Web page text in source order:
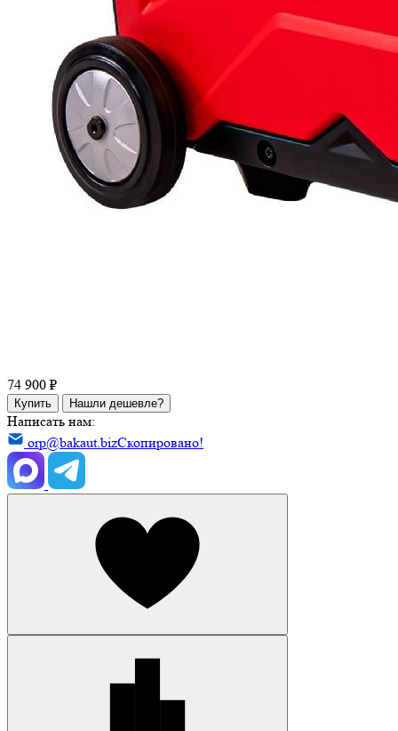
74 900 ₽
Купить Нашли дешевле?
Написать нам:
orp@bakaut.bizСкопировано!